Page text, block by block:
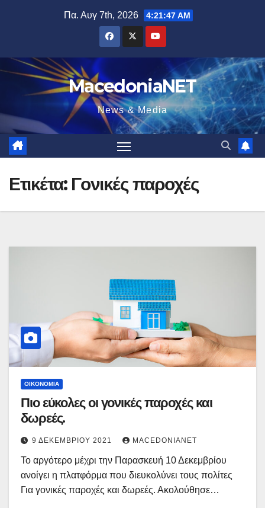
Πα. Αυγ 7th, 2026 4:21:48 AM
MacedoniaNET
News & Media
Ετικέτα: Γονικές παροχές
ΟΙΚΟΝΟΜΊΑ
Πιο εύκολες οι γονικές παροχές και
δωρεές.
9 ΔΕΚΕΜΒΡΊΟΥ 2021 MACEDONIANET
Το αργότερο μέχρι την Παρασκευή 10 Δεκεμβρίου
ανοίγει η πλατφόρμα που διευκολύνει τους πολίτες
Για γονικές παροχές και δωρεές. Ακολούθησε…